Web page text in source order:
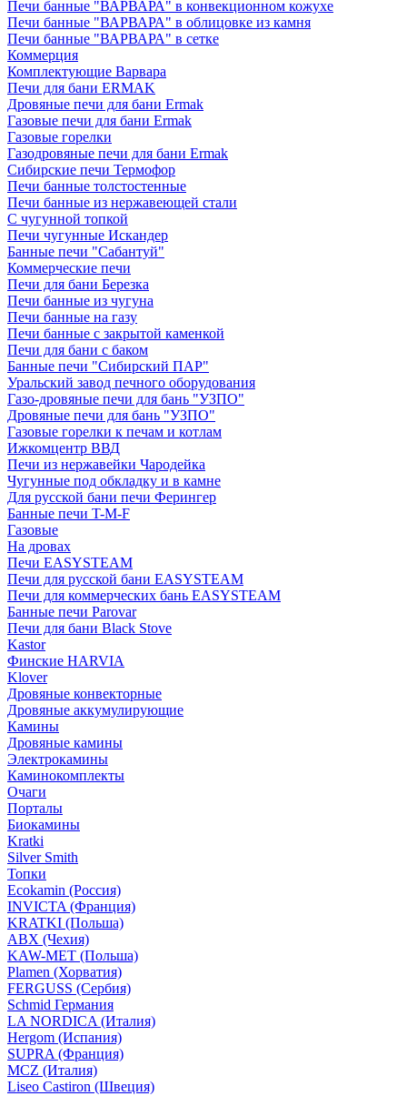
Печи банные "ВАРВАРА" в конвекционном кожухе
Печи банные "ВАРВАРА" в облицовке из камня
Печи банные "ВАРВАРА" в сетке
Коммерция
Комплектующие Варвара
Печи для бани ERMAK
Дровяные печи для бани Ermak
Газовые печи для бани Ermak
Газовые горелки
Газодровяные печи для бани Ermak
Сибирские печи Термофор
Печи банные толстостенные
Печи банные из нержавеющей стали
С чугунной топкой
Печи чугунные Искандер
Банные печи "Сабантуй"
Коммерческие печи
Печи для бани Березка
Печи банные из чугуна
Печи банные на газу
Печи банные с закрытой каменкой
Печи для бани с баком
Банные печи "Сибирский ПАР"
Уральский завод печного оборудования
Газо-дровяные печи для бань "УЗПО"
Дровяные печи для бань "УЗПО"
Газовые горелки к печам и котлам
Ижкомцентр ВВД
Печи из нержавейки Чародейка
Чугунные под обкладку и в камне
Для русской бани печи Ферингер
Банные печи T-M-F
Газовые
На дровах
Печи EASYSTEAM
Печи для русской бани EASYSTEAM
Печи для коммерческих бань EASYSTEAM
Банные печи Parovar
Печи для бани Black Stove
Kastor
Финские HARVIA
Klover
Дровяные конвекторные
Дровяные аккумулирующие
Камины
Дровяные камины
Электрокамины
Каминокомплекты
Очаги
Порталы
Биокамины
Kratki
Silver Smith
Топки
Ecokamin (Россия)
INVICTA (Франция)
KRATKI (Польша)
ABX (Чехия)
KAW-MET (Польша)
Plamen (Хорватия)
FERGUSS (Сербия)
Schmid Германия
LA NORDICA (Италия)
Hergom (Испания)
SUPRA (Франция)
MCZ (Италия)
Liseo Castiron (Швеция)